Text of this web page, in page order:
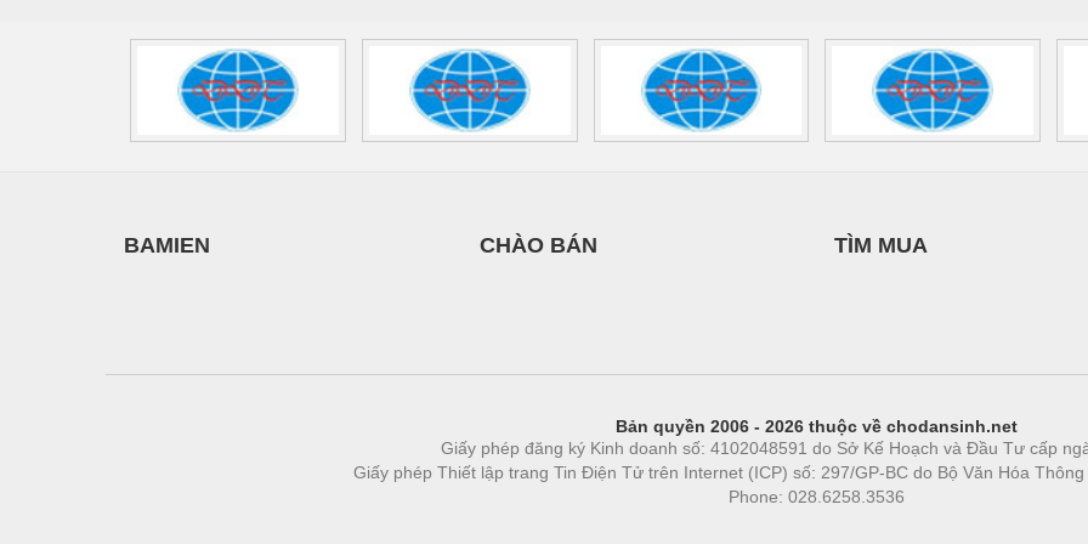
Thiết bị sơn - Sơn
Thiết bị nhà bếp
Thiết bị nhiệt
BAMIEN CHÀO BÁN TÌM MUA
Bản quyền 2006 - 2026 thuộc về chodansinh.net
Giấy phép đăng ký Kinh doanh số: 4102048591 do Sở Kế Hoạch và Đầu Tư cấp
Giấy phép Thiết lập trang Tin Điện Tử trên Internet (ICP) số: 297/GP-BC do Bộ Văn Hóa
Phone: 028.6258.3536